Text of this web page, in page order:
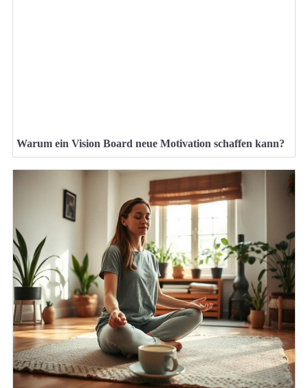
Warum ein Vision Board neue Motivation schaffen kann?